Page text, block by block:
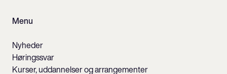
Menu
Nyheder
Høringssvar
Kurser, uddannelser og arrangementer